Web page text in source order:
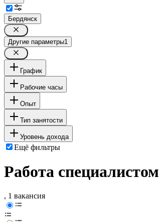
Бердянск
Другие параметры1
График
Рабочие часы
Опыт
Тип занятости
Уровень дохода
Ещё фильтры
Работа
, 1 вакансия